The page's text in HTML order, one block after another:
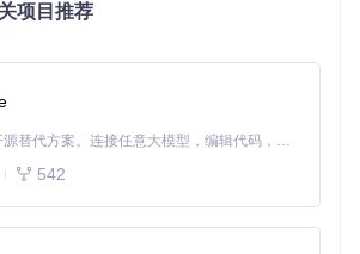
英寸MacBook Pro的用户
置中启用"刘海避让"功能，系统会自动检
决了macOS原生管理的一大痛点
列往往需要进入系统设置进行繁琐配置，
为类似整理桌面图标的直观操作：
项目推荐
Claude Code 的开源替代方案。连接任意大模型，编辑代码，运行命令，自动验证 — 全自动执行。用 Rust 构建，极致性能。 ｜ An open-source alternative to Claude Code. Connect any LLM, edit code, run commands, and verify changes — autonomously. Built in Rust for speed. Get Started
542